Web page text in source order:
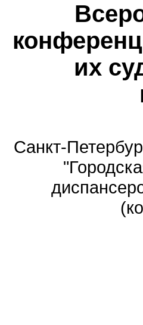
их
Санкт-